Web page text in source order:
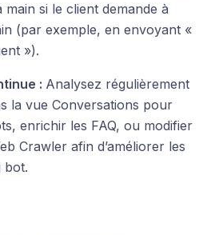
si le client demande à
(par exemple, en envoyant «
»).
: Analysez régulièrement
la vue Conversations pour
enrichir les FAQ, ou modifier
Crawler afin d’améliorer les
bot.